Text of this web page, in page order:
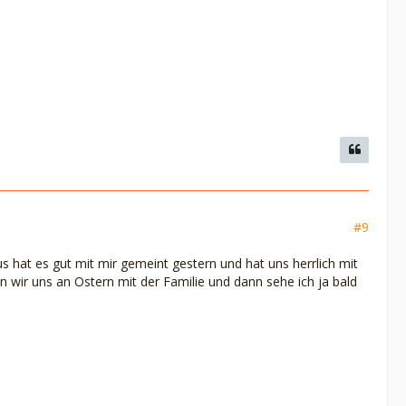
#9
hat es gut mit mir gemeint gestern und hat uns herrlich mit
wir uns an Ostern mit der Familie und dann sehe ich ja bald